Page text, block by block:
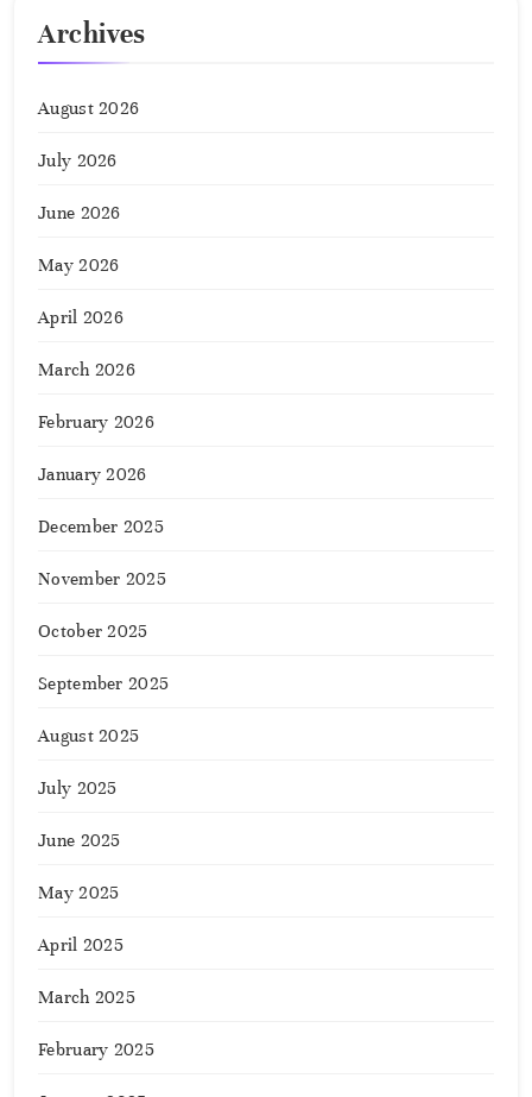
Archives
August 2026
July 2026
June 2026
May 2026
April 2026
March 2026
February 2026
January 2026
December 2025
November 2025
October 2025
September 2025
August 2025
July 2025
June 2025
May 2025
April 2025
March 2025
February 2025